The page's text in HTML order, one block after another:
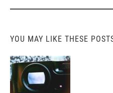
YOU MAY LIKE THESE